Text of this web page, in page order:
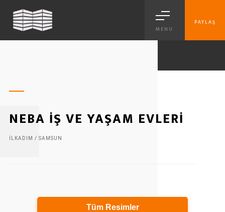
MENU
PAYLAŞ
NEBA İŞ VE YAŞAM EVLERİ
İLKADIM / SAMSUN
Tüm Resimler